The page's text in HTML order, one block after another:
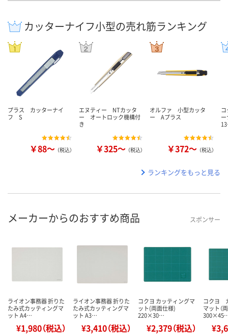
カッターナイフ小型の売れ筋ランキング
プラス カッターナイ
フ S
￥88～ （税込）
エヌティー NTカッタ
ー オートロック機構付
き
￥325～ （税込）
オルファ 小型カッタ
ー Aプラス
￥372～ （税込）
コ
ー
ランキングをもっと見る
メーカーからのおすすめ商品 スポンサー
ライオン事務器 折りた
たみ式カッティングマ
ット A4…
¥1,980（税込）
ライオン事務器 折りた
たみ式カッティングマ
ット A3…
¥3,410（税込）
コクヨ カッティングマ
ット(両面仕様)
220×30…
¥2,379（税込）
コクヨ
マット（